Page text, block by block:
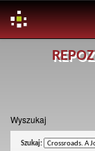
Wyszukaj
Szukaj: